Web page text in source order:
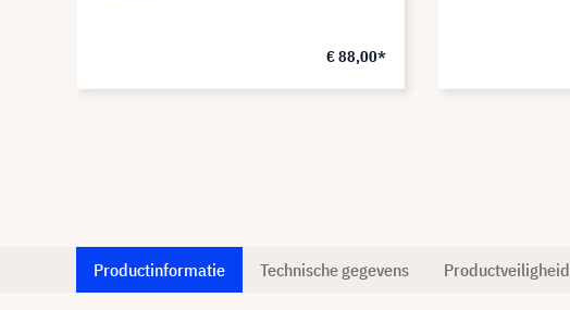
€ 88,00*
Productinformatie Technische gegevens Productveiligheid